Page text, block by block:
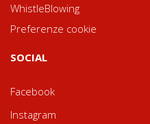
WhistleBlowing
Preferenze cookie
SOCIAL
Facebook
Instagram